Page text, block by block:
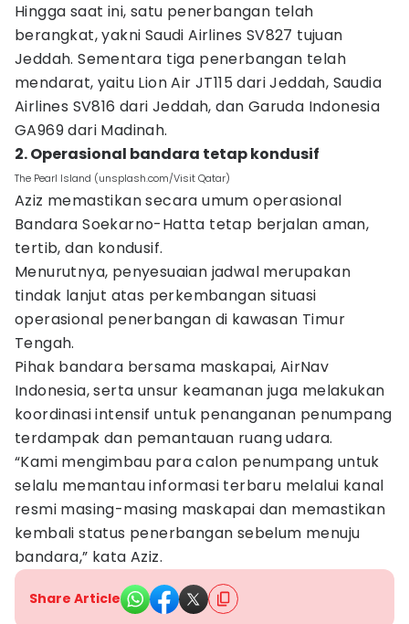
Hingga saat ini, satu penerbangan telah
berangkat, yakni Saudi Airlines SV827 tujuan
Jeddah. Sementara tiga penerbangan telah
mendarat, yaitu Lion Air JT115 dari Jeddah, Saudia
Airlines SV816 dari Jeddah, dan Garuda Indonesia
GA969 dari Madinah.
2. Operasional bandara tetap kondusif
The Pearl Island (unsplash.com/Visit Qatar)
Aziz memastikan secara umum operasional
Bandara Soekarno-Hatta tetap berjalan aman,
tertib, dan kondusif.
Menurutnya, penyesuaian jadwal merupakan
tindak lanjut atas perkembangan situasi
operasional penerbangan di kawasan Timur
Tengah.
Pihak bandara bersama maskapai, AirNav
Indonesia, serta unsur keamanan juga melakukan
koordinasi intensif untuk penanganan penumpang
terdampak dan pemantauan ruang udara.
“Kami mengimbau para calon penumpang untuk
selalu memantau informasi terbaru melalui kanal
resmi masing-masing maskapai dan memastikan
kembali status penerbangan sebelum menuju
bandara,” kata Aziz.
Share Article